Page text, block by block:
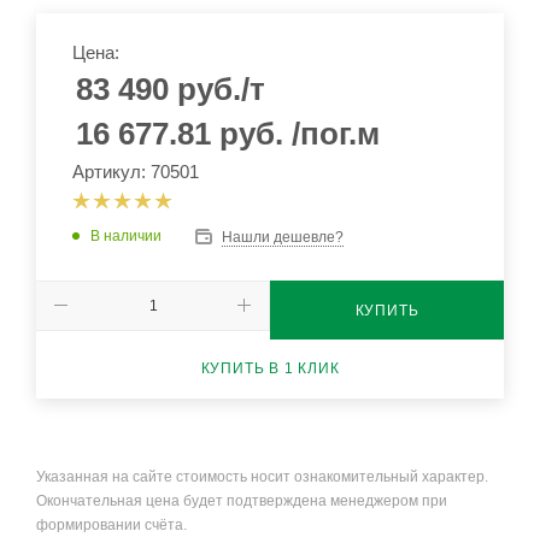
Цена:
83 490 руб./т
16 677.81 руб. /пог.м
Артикул: 70501
В наличии Нашли дешевле?
КУПИТЬ
КУПИТЬ В 1 КЛИК
Указанная на сайте стоимость носит ознакомительный характер.
Окончательная цена будет подтверждена менеджером при
формировании счёта.